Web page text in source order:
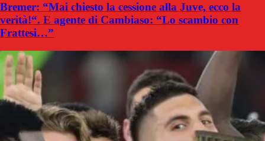
Bremer: “Mai chiesto la cessione alla Juve, ecco la
verità!“. E agente di Cambiaso: “Lo scambio con
Frattesi…”